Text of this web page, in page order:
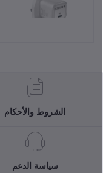
الشروط والأحكام
سياسة الدعم